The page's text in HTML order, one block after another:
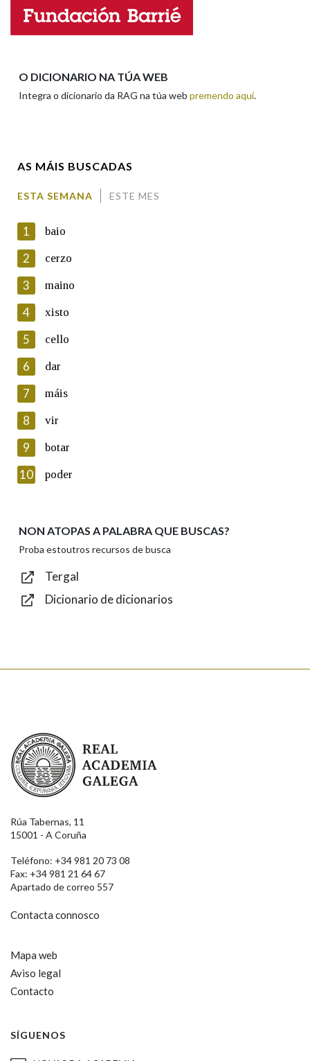
Nome
En cumprimento da normativa vixente en materia de
Protección de Datos de Carácter Persoal, a Real Academia
Galega informa a aqueles usuarios que faciliten o seu correo
electrónico, así como calquera outra información de carácter
persoal, que estes datos serán obxecto de tratamento
automatizado de carácter confidencial e incorporados aos seus
ficheiros informáticos. Así mesmo, os usuarios poderán exercer o
seu dereito de acceso, rectificación, oposición e cancelación dos
seus datos poñéndose en contacto connosco.
Lin e acepto as condicións da política de
Introduce o código que aparece na imaxe:
Texto de verificación
O DICIONARIO NA TÚA WEB
Integra o dicionario da RAG na túa web premendo aquí.
AS MÁIS BUSCADAS
ESTA SEMANA ESTE MES
1 baio
2 cerzo
3 maino
4 xisto
5 cello
6 dar
7 máis
8 vir
9 botar
10 poder
NON ATOPAS A PALABRA QUE BUSCAS?
Proba estoutros recursos de busca
Tergal
Dicionario de dicionarios
Real Academia Galega
Rúa Tabernas, 11
15001 - A Coruña
Teléfono: +34 981 20 73 08
Fax: +34 981 21 64 67
Apartado de correo 557
Contacta connosco
Mapa web
Aviso legal
Contacto
SÍGUENOS